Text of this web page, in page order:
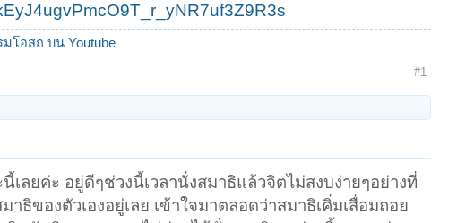
มโอสถ บน Youtube
#1
เลยค่ะ อยู่ดีๆช่วงนี้เวลานั่งสมาธิแล้วจิตไม่สงบง่ายๆอย่างที่
ธิของตัวเองอยู่เลย เข้าใจมาตลอดว่าสมาธิเคิ่มเสื่อมถอย